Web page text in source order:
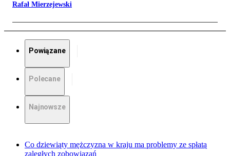
Rafał Mierzejewski
Powiązane
Polecane
Najnowsze
Co dziewiąty mężczyzna w kraju ma problemy ze spłatą
zaległych zobowiązań